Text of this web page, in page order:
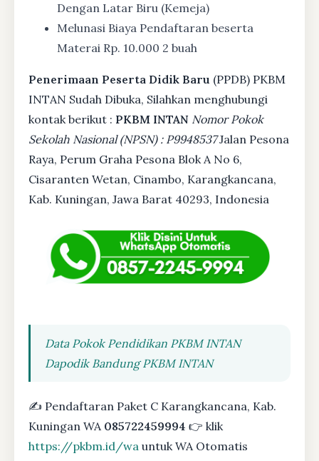
Dengan Latar Biru (Kemeja)
Melunasi Biaya Pendaftaran beserta
Materai Rp. 10.000 2 buah
Penerimaan Peserta Didik Baru (PPDB) PKBM
INTAN Sudah Dibuka, Silahkan menghubungi
kontak berikut : PKBM INTAN Nomor Pokok
Sekolah Nasional (NPSN) : P9948537Jalan Pesona
Raya, Perum Graha Pesona Blok A No 6,
Cisaranten Wetan, Cinambo, Karangkancana,
Kab. Kuningan, Jawa Barat 40293, Indonesia
Data Pokok Pendidikan PKBM INTAN
Dapodik Bandung PKBM INTAN
✍ Pendaftaran Paket C Karangkancana, Kab.
Kuningan WA 085722459994 👉 klik
https://pkbm.id/wa untuk WA Otomatis